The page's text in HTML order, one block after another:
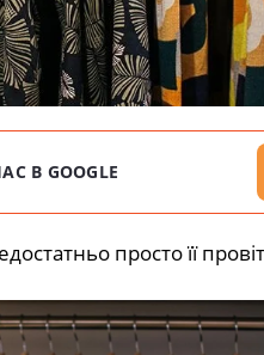
В GOOGLE
просто її